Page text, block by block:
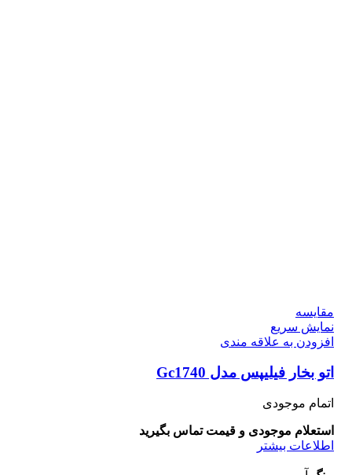
مقايسه
نمایش سریع
افزودن به علاقه مندی
اتو بخار فیلیپس مدل Gc1740
اتمام موجودی
استعلام موجودی و قیمت تماس بگیرید
اطلاعات بیشتر